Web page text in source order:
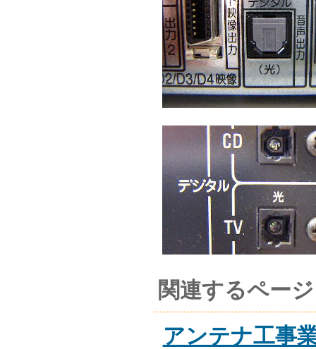
関連するページ
アンテナ工事